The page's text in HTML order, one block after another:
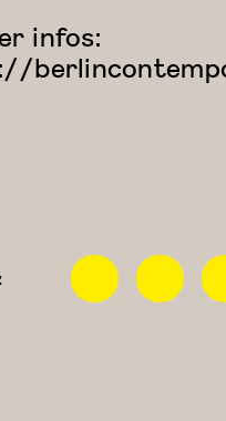
infos:
FacebookInstagram